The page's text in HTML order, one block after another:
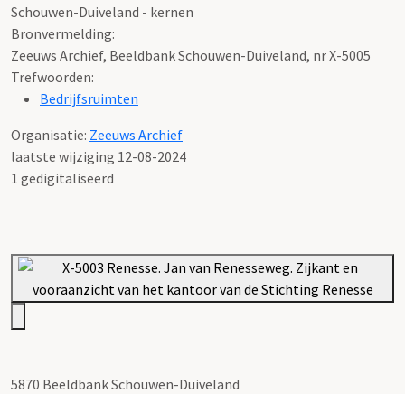
Schouwen-Duiveland - kernen
Bronvermelding:
Zeeuws Archief, Beeldbank Schouwen-Duiveland, nr X-5005
Trefwoorden:
Bedrijfsruimten
Organisatie: Zeeuws Archief
laatste wijziging 12-08-2024
1 gedigitaliseerd
5870 Beeldbank Schouwen-Duiveland